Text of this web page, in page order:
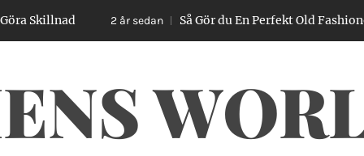
2 år sedan Så Gör du En Perfekt Old Fashioned –